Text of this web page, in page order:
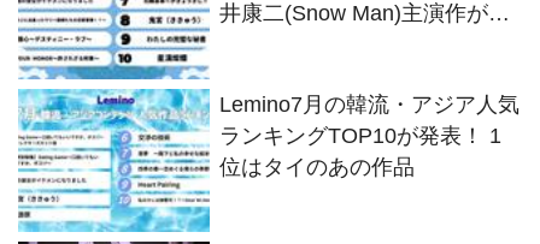
井康二(Snow Man)主演作が2
Lemino7月の韓流・アジア人気
ランキングTOP10が発表！ 1
位はタイのあの作品